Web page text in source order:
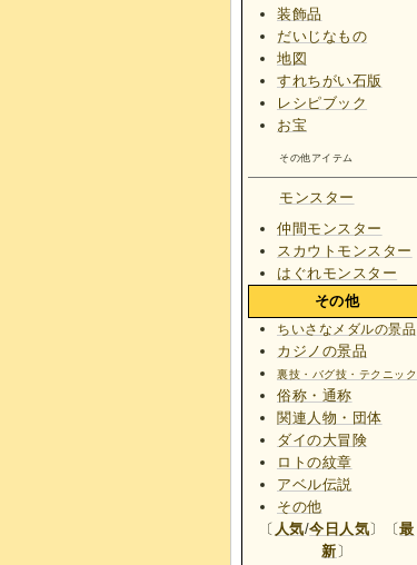
装飾品
だいじなもの
地図
すれちがい石版
レシピブック
お宝
その他アイテム
モンスター
仲間モンスター
スカウトモンスター
はぐれモンスター
その他
ちいさなメダルの景品
カジノの景品
裏技・バグ技・テクニック
俗称・通称
関連人物・団体
ダイの大冒険
ロトの紋章
アベル伝説
その他
〔 人気/今日人気〕〔最
新 〕